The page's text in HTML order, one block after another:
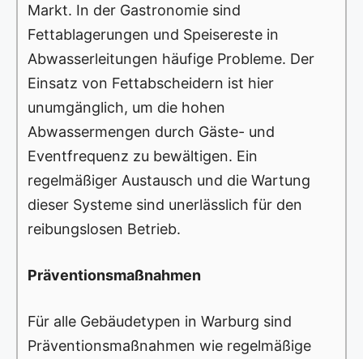
Markt. In der Gastronomie sind
Fettablagerungen und Speisereste in
Abwasserleitungen häufige Probleme. Der
Einsatz von Fettabscheidern ist hier
unumgänglich, um die hohen
Abwassermengen durch Gäste- und
Eventfrequenz zu bewältigen. Ein
regelmäßiger Austausch und die Wartung
dieser Systeme sind unerlässlich für den
reibungslosen Betrieb.
Präventionsmaßnahmen
Für alle Gebäudetypen in Warburg sind
Präventionsmaßnahmen wie regelmäßige